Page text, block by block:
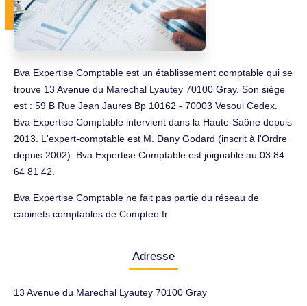
Bva Expertise Comptable est un établissement comptable qui se
trouve 13 Avenue du Marechal Lyautey 70100 Gray. Son siège
est : 59 B Rue Jean Jaures Bp 10162 - 70003 Vesoul Cedex.
Bva Expertise Comptable intervient dans la Haute-Saône depuis
2013. L'expert-comptable est M. Dany Godard (inscrit à l'Ordre
depuis 2002). Bva Expertise Comptable est joignable au 03 84
64 81 42.
Bva Expertise Comptable ne fait pas partie du réseau de
cabinets comptables de Compteo.fr.
Adresse
13 Avenue du Marechal Lyautey 70100 Gray